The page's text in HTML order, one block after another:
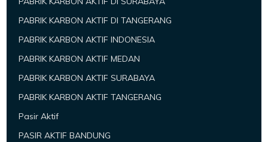
PABRIK KARBON AKTIF DI TANGERANG
PABRIK KARBON AKTIF INDONESIA
PABRIK KARBON AKTIF MEDAN
PABRIK KARBON AKTIF SURABAYA
PABRIK KARBON AKTIF TANGERANG
Pasir Aktif
PASIR AKTIF BANDUNG